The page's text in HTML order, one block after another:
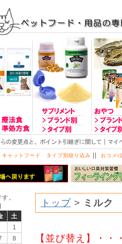
キャットフード タイプ別絞り込み || おコメ(
。
土
1
8
トップ> ミルク
【並び替え】・・